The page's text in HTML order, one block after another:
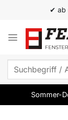
springen
✔ ab
Suchen
Sommer-